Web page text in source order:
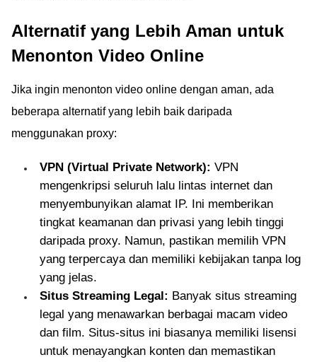
Alternatif yang Lebih Aman untuk
Menonton Video Online
Jika ingin menonton video online dengan aman, ada
beberapa alternatif yang lebih baik daripada
menggunakan proxy:
VPN (Virtual Private Network): VPN
mengenkripsi seluruh lalu lintas internet dan
menyembunyikan alamat IP. Ini memberikan
tingkat keamanan dan privasi yang lebih tinggi
daripada proxy. Namun, pastikan memilih VPN
yang terpercaya dan memiliki kebijakan tanpa log
yang jelas.
Situs Streaming Legal: Banyak situs streaming
legal yang menawarkan berbagai macam video
dan film. Situs-situs ini biasanya memiliki lisensi
untuk menayangkan konten dan memastikan